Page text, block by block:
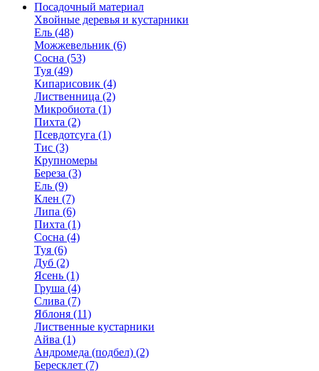
Посадочный материал
Хвойные деревья и кустарники
Ель (48)
Можжевельник (6)
Сосна (53)
Туя (49)
Кипарисовик (4)
Лиственница (2)
Микробиота (1)
Пихта (2)
Псевдотсуга (1)
Тис (3)
Крупномеры
Береза (3)
Ель (9)
Клен (7)
Липа (6)
Пихта (1)
Сосна (4)
Туя (6)
Дуб (2)
Ясень (1)
Груша (4)
Слива (7)
Яблоня (11)
Лиственные кустарники
Айва (1)
Андромеда (подбел) (2)
Бересклет (7)